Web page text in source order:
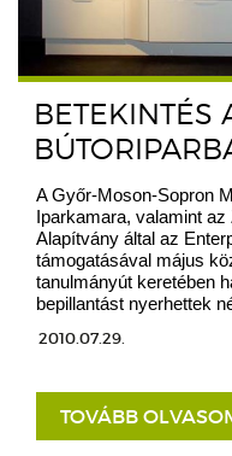
BETEKINTÉS
A Győr-Moson-Sopron
Iparkamara, valamint
Alapítvány által az
támogatásával május
tanulmányút keretében
bepillantást nyerhettek
2010.07.29.
TOVÁBB